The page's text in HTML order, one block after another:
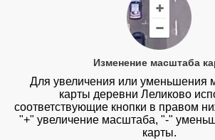
Изменение масштаба
Для увеличения или уменьшения
карты деревни Леликово
соответствующие кнопки в правом
"+" увеличение масштаба, "-"
карты.